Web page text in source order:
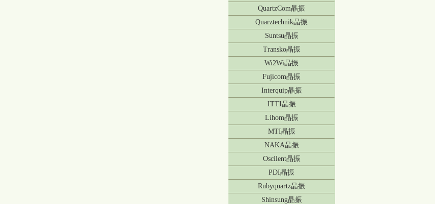
QuartzCom晶振
Quarztechnik晶振
Suntsu晶振
Transko晶振
Wi2Wi晶振
Fujicom晶振
Interquip晶振
ITTI晶振
Lihom晶振
MTI晶振
NAKA晶振
Oscilent晶振
PDI晶振
Rubyquartz晶振
Shinsung晶振